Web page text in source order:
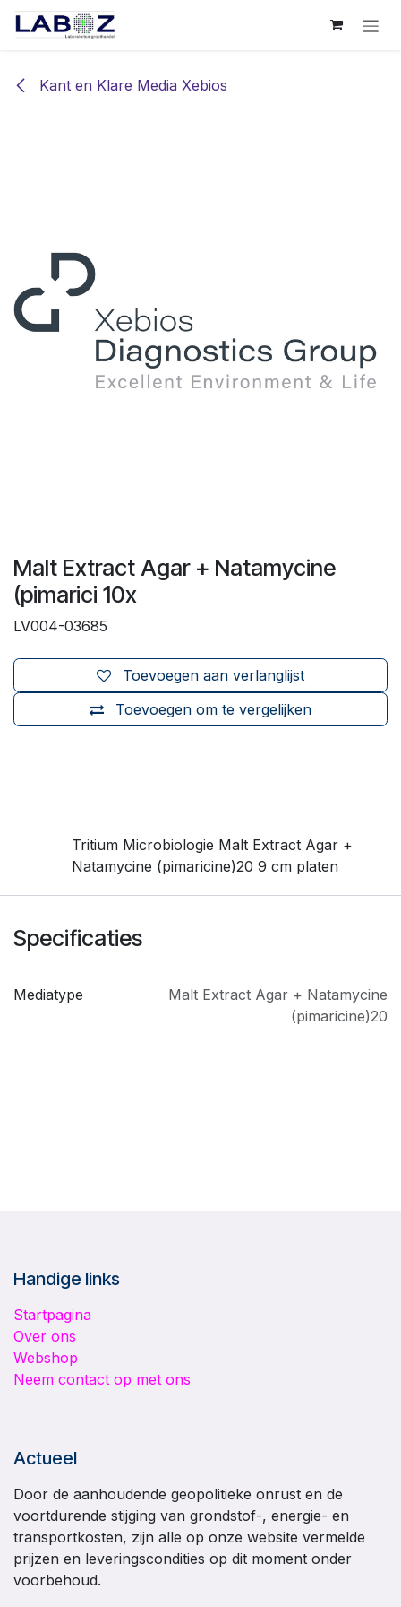
Overslaan naar inhoud
Kant en Klare Media Xebios
Malt Extract Agar + Natamycine
(pimarici 10x
LV004-03685
Toevoegen om te vergelijken
Toevoegen aan verlanglijst
Tritium Microbiologie Malt Extract Agar +
Natamycine (pimaricine)20 9 cm platen
Specificaties
Mediatype
Malt Extract Agar + Natamycine
(pimaricine)20
Handige links
Startpagina
Over ons
Webshop
Neem contact op met ons
Actueel
Door de aanhoudende geopolitieke onrust en de
voortdurende stijging van grondstof-, energie- en
transportkosten, zijn alle op onze website vermelde
prijzen en leveringscondities op dit moment onder
voorbehoud.